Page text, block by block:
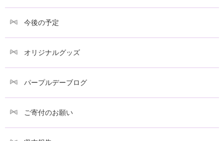
今後の予定
オリジナルグッズ
パープルデーブログ
ご寄付のお願い